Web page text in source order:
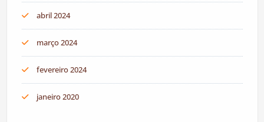
abril 2024
março 2024
fevereiro 2024
janeiro 2020